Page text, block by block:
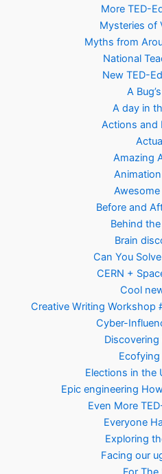
More TED-
Mysteries of
Myths from
National
New TED-
A
A day in
Actions and
Amazing
Before and
Behind
Brain
Can You
CERN +
Cool
Creative Writing Workshop
Cyber-
Discovering
Ecofying
Elections in the
Epic engineering
Even More
Everyone
Exploring
Facing our